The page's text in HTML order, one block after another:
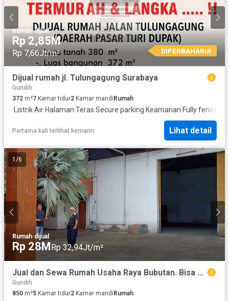
Rumah·dijual
Rp 2,85M
Rp 7,66Jt/m² DIPERBAHARUI
Dijual rumah jl. Tulungagung Surabaya
Gundih
372 m²7 Kamar tidur2 Kamar mandi Rumah
· Listrik·Air·Halaman·Teras·Secure parking·Keamanan·Fully fenced
Pertama kali terlihat kemarin Lihat detail
1 /6
Rumah·dijual
Rp 28MRp 32,94Jt/m²
Jual dan Sewa Rumah Usaha Raya Bubutan. Bisa Untuk Kantor, Tempat Tinggal, Ekspedisi
Gundih
850 m²5 Kamar tidur2 Kamar mandiRumah